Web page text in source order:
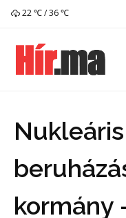
22 ℃ / 36 ℃
kormány